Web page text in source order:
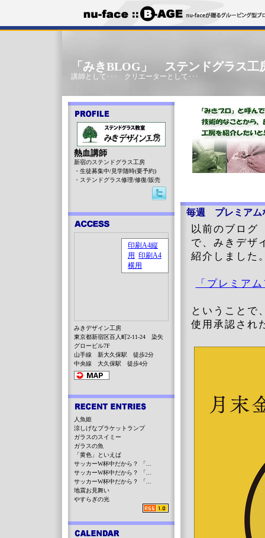
「みきBLOG」 ステンドグラス工
講師として･･･ クリエーターとして･･･
毎週 プレミアム
以前のブロ
で、みきデ
紹介しました
「プレミア
ということで
使用承認され
熱血講師
新宿のステンドグラス工房
・生徒募集中/見学随時(要予約)
・ステンドグラス修理/修復/販売
みきデザイン工房
東京都新宿区百人町2-11-24 染矢
グロービル7F
山手線 新大久保駅 徒歩2分
中央線 大久保駅 徒歩4分
人魚姫
涼しげなブラケットランプ
ガラスのスイミー
ガラスの魚
「黄色」といえば
サッカーW杯中だから？ 「...
サッカーW杯中だから？ 「...
サッカーW杯中だから？ 「...
地震お見舞い
やすらぎの光